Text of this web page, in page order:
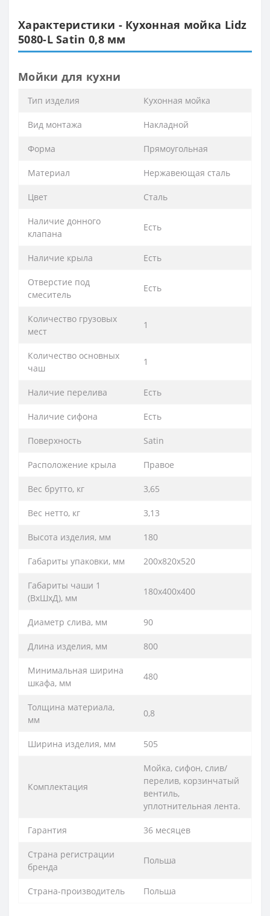
Характеристики - Кухонная мойка Lidz
5080-L Satin 0,8 мм
Мойки для кухни
Тип изделия Кухонная мойка
Вид монтажа Накладной
Форма Прямоугольная
Материал Нержавеющая сталь
Цвет Сталь
Наличие донного
клапана
Есть
Наличие крыла Есть
Отверстие под
смеситель
Есть
Количество грузовых
мест
1
Количество основных
чаш
1
Наличие перелива Есть
Наличие сифона Есть
Поверхность Satin
Расположение крыла Правое
Вес брутто, кг 3,65
Вес нетто, кг 3,13
Высота изделия, мм 180
Габариты упаковки, мм 200х820х520
Габариты чаши 1
(ВхШхД), мм
180х400х400
Диаметр слива, мм 90
Длина изделия, мм 800
Минимальная ширина
шкафа, мм
480
Толщина материала,
мм
0,8
Ширина изделия, мм 505
Комплектация
Мойка, сифон, слив/
перелив, корзинчатый
вентиль,
уплотнительная лента.
Гарантия 36 месяцев
Страна регистрации
бренда
Польша
Страна-производитель Польша